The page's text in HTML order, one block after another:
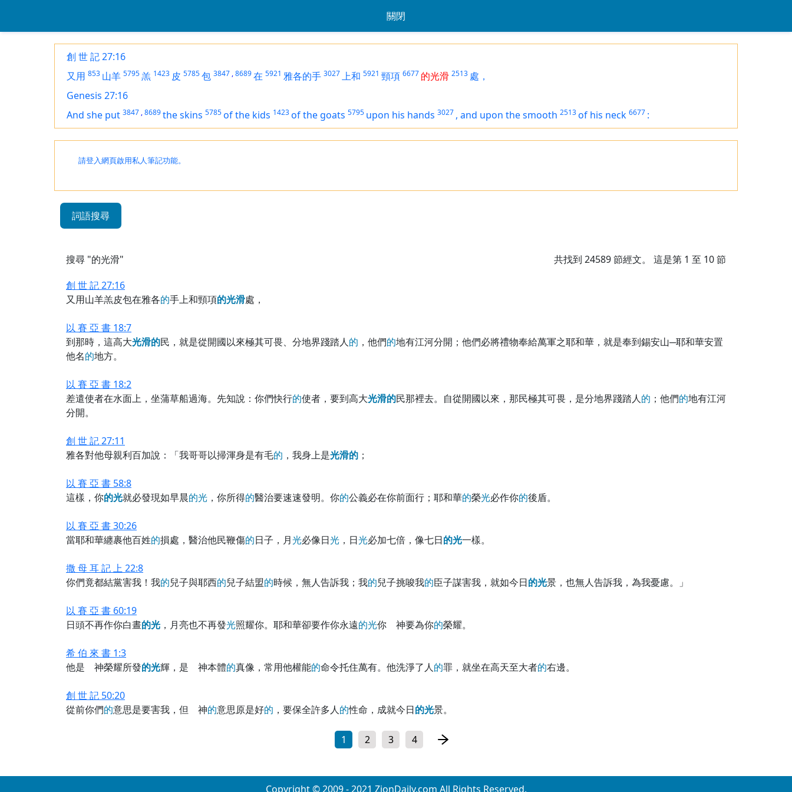
關閉
創 世 記 27:16
又用 853 山羊 5795羔 1423 皮 5785包 3847 ,8689在 5921 雅各的手 3027上和 5921 頸項 6677 的光滑 2513 處，
Genesis 27:16
And she put 3847 ,8689the skins 5785of the kids 1423of the goats 5795 upon his hands 3027 , and upon the smooth 2513of his neck 6677 :
請登入網頁啟用私人筆記功能。
詞語搜尋
搜尋 "的光滑" 共找到 24589節經文。 這是第 1 至 10 節
創 世 記 27:16
又用山羊羔皮包在雅各的手上和頸項的光滑處，
以 賽 亞 書 18:7
到那時，這高大光滑的民，就是從開國以來極其可畏、分地界踐踏人的 ，他們的地有江河分開；他們必將禮物奉給萬軍之耶和華，就是奉到錫安山─耶和華安置
他名的地方。
以 賽 亞 書 18:2
差遣使者在水面上，坐蒲草船過海。先知說：你們快行的使者，要到高大光滑的民那裡去。自從開國以來，那民極其可畏，是分地界踐踏人的 ；他們的地有江河
分開。
創 世 記 27:11
雅各對他母親利百加說：「我哥哥以掃渾身是有毛的 ，我身上是光滑的 ；
以 賽 亞 書 58:8
這樣，你的光就必發現如早晨的光 ，你所得的醫治要速速發明。你的公義必在你前面行；耶和華的榮光必作你的後盾。
以 賽 亞 書 30:26
當耶和華纏裹他百姓的損處，醫治他民鞭傷的日子，月光必像日光 ，日光必加七倍，像七日的光一樣。
撒 母 耳 記 上 22:8
你們竟都結黨害我！我的兒子與耶西的兒子結盟的時候，無人告訴我；我的兒子挑唆我的臣子謀害我，就如今日的光景，也無人告訴我，為我憂慮。」
以 賽 亞 書 60:19
日頭不再作你白晝的光 ，月亮也不再發光照耀你。耶和華卻要作你永遠的光你 神要為你的榮耀。
希 伯 來 書 1:3
他是 神榮耀所發的光輝，是 神本體的真像，常用他權能的命令托住萬有。他洗淨了人的罪，就坐在高天至大者的右邊。
創 世 記 50:20
從前你們的意思是要害我，但 神的意思原是好的 ，要保全許多人的性命，成就今日的光景。
1 2 3 4
Copyright © 2009 - 2021 ZionDaily.com All Rights Reserved.